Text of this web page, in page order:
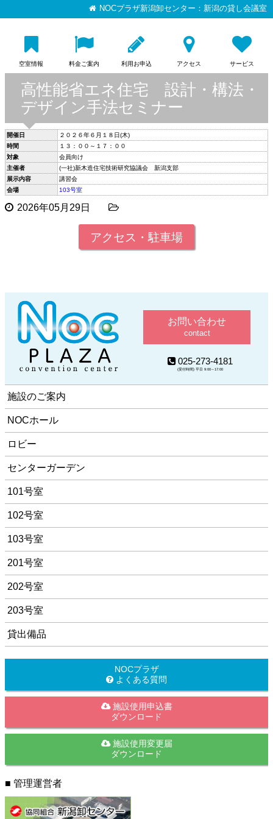
NOCプラザ新潟卸センター：新潟の貸し会議室
空室情報 料金ご案内 利用お申込 アクセス サービス
高性能省エネ住宅 設計・構法・
デザイン手法セミナー
開催日
２０２６年６月１８日(木)
時間
１３：００～１７：００
対象
会員向け
主催者
(一社)新木造住宅技術研究協議会 新潟支部
展示内容
講習会
会場
103号室
2026年05月29日
アクセス・駐車場
お問い合わせ
contact
025-273-4181
(受付時間) 平日 9:00～17:00
施設のご案内
NOCホール
ロビー
センターガーデン
101号室
102号室
103号室
201号室
202号室
203号室
貸出備品
NOCプラザ
よくある質問
施設使用申込書
ダウンロード
施設使用変更届
ダウンロード
■ 管理運営者